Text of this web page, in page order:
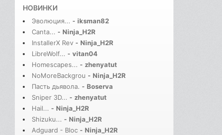
НОВИНКИ
Эволюция... - iksman82
Canta... - Ninja_H2R
InstallerX Rev - Ninja_H2R
LibreWolf... - vitan04
Homescapes... - zhenyatut
NoMoreBackgrou - Ninja_H2R
Пасть дьявола. - Boserva
Sniper 3D... - zhenyatut
Hail... - Ninja_H2R
Shizuku... - Ninja_H2R
Adguard - Bloc - Ninja_H2R